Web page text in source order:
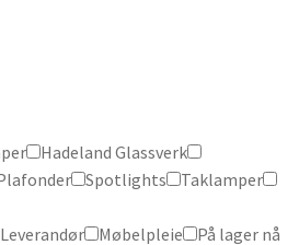
Hadeland Glassverk
Spotlights
Taklamper
Leverandør Møbelpleie
På lager nå